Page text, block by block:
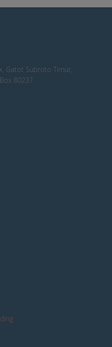
Gatot Subroto Timur,
80237